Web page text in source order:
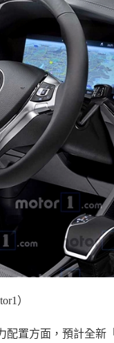
）
配置方面，預計全新